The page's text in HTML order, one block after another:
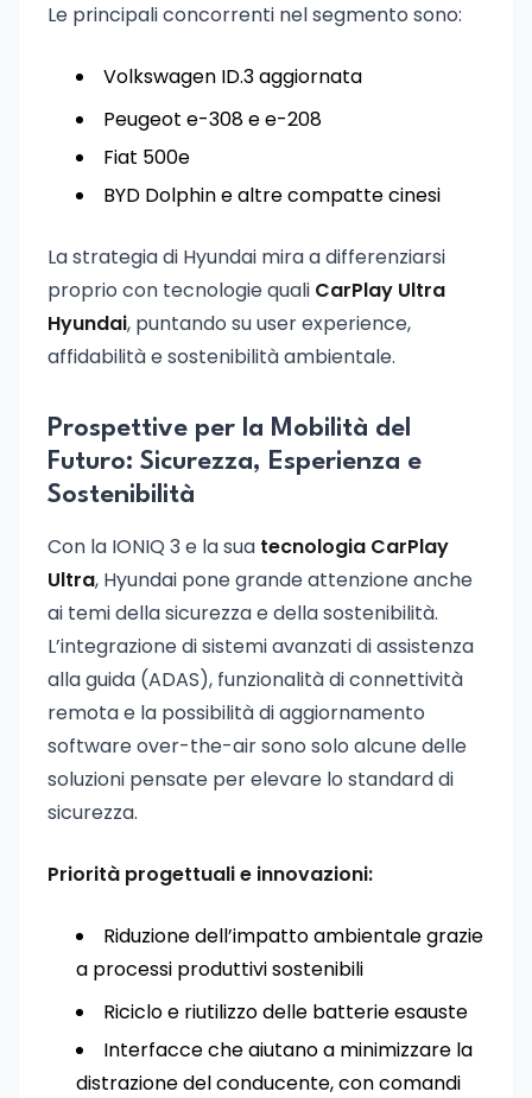
Le principali concorrenti nel segmento sono:
Volkswagen ID.3 aggiornata
Peugeot e-308 e e-208
Fiat 500e
BYD Dolphin e altre compatte cinesi
La strategia di Hyundai mira a differenziarsi
proprio con tecnologie quali CarPlay Ultra
Hyundai, puntando su user experience,
affidabilità e sostenibilità ambientale.
Prospettive per la Mobilità del
Futuro: Sicurezza, Esperienza e
Sostenibilità
Con la IONIQ 3 e la sua tecnologia CarPlay
Ultra, Hyundai pone grande attenzione anche
ai temi della sicurezza e della sostenibilità.
L’integrazione di sistemi avanzati di assistenza
alla guida (ADAS), funzionalità di connettività
remota e la possibilità di aggiornamento
software over-the-air sono solo alcune delle
soluzioni pensate per elevare lo standard di
sicurezza.
Priorità progettuali e innovazioni:
Riduzione dell’impatto ambientale grazie
a processi produttivi sostenibili
Riciclo e riutilizzo delle batterie esauste
Interfacce che aiutano a minimizzare la
distrazione del conducente, con comandi